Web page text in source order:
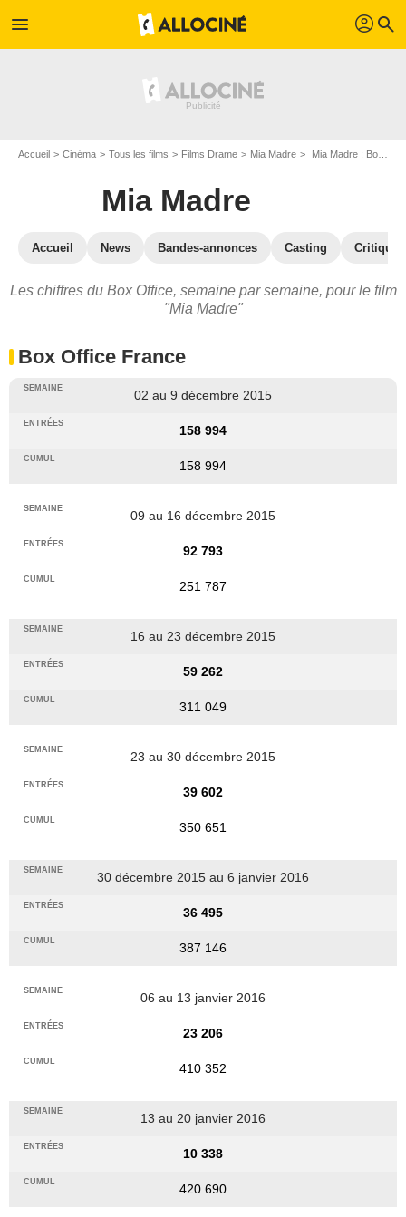
menu profil search
Accueil Cinéma Tous les films Films Drame Mia Madre Mia Madre : Box Office
Mia Madre
Accueil News Bandes-annonces Casting
Les chiffres du Box Office, semaine par semaine, pour le film
"Mia Madre"
Box Office France
02 au 9 décembre 2015
158 994
158 994
09 au 16 décembre 2015
92 793
251 787
16 au 23 décembre 2015
59 262
311 049
23 au 30 décembre 2015
39 602
350 651
30 décembre 2015 au 6 janvier 2016
36 495
387 146
06 au 13 janvier 2016
23 206
410 352
13 au 20 janvier 2016
10 338
420 690